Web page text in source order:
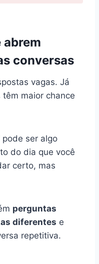
abrem
conversas
vagas. Já
maior chance
pode ser algo
do dia que você
certo, mas
perguntas
diferentes e
repetitiva.